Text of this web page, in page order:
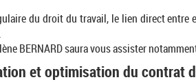
du droit du travail, le lien direct entre
BERNARD saura vous assister
et optimisation du contrat